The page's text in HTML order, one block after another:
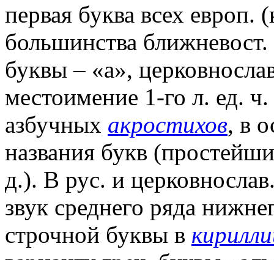
первая буква всех европ.
большинства
буквы – «а»,
местоимение 1-го л. ед.
азбучных акростихов, в
названия букв
д.). В рус. и
звук среднего ряда
строчной буквы в